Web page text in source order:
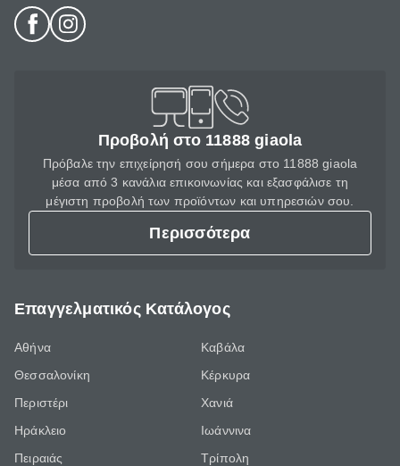
Προβολή στο 11888 giaola
Πρόβαλε την επιχείρησή σου σήμερα στο 11888 giaola
μέσα από 3 κανάλια επικοινωνίας και εξασφάλισε τη
μέγιστη προβολή των προϊόντων και υπηρεσιών σου.
Περισσότερα
Επαγγελματικός Κατάλογος
Αθήνα
Θεσσαλονίκη
Περιστέρι
Ηράκλειο
Πειραιάς
Καβάλα
Κέρκυρα
Χανιά
Ιωάννινα
Τρίπολη